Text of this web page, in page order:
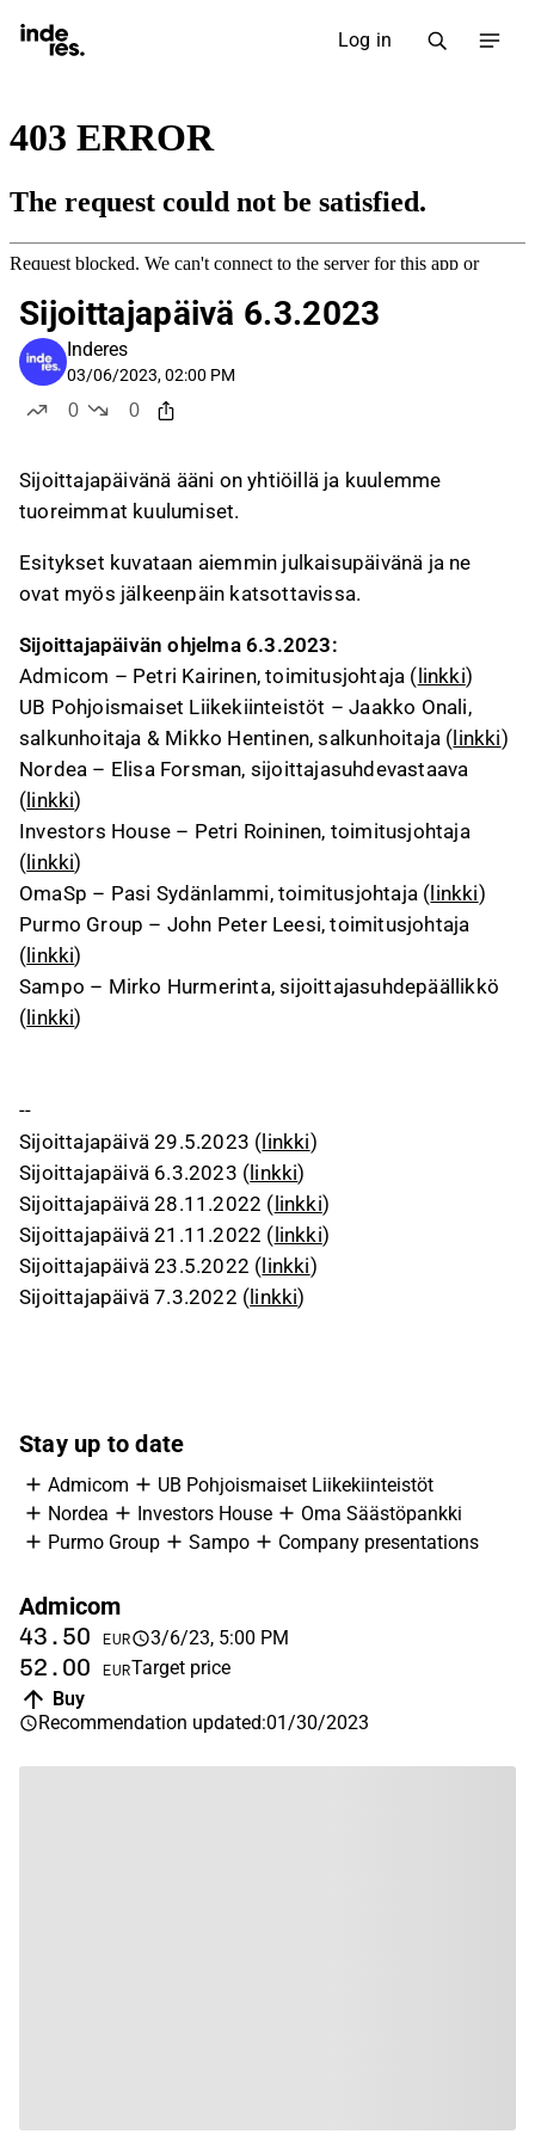
Log in
Sijoittajapäivä 6.3.2023
Inderes
03/06/2023, 02:00 PM
0
0
Sijoittajapäivänä ääni on yhtiöillä ja kuulemme
tuoreimmat kuulumiset.
Esitykset kuvataan aiemmin julkaisupäivänä ja ne
ovat myös jälkeenpäin katsottavissa.
Sijoittajapäivän ohjelma 6.3.2023:
Admicom – Petri Kairinen, toimitusjohtaja ( linkki)
UB Pohjoismaiset Liikekiinteistöt – Jaakko Onali,
salkunhoitaja & Mikko Hentinen, salkunhoitaja ( linkki)
Nordea – Elisa Forsman, sijoittajasuhdevastaava
( linkki)
Investors House – Petri Roininen, toimitusjohtaja
( linkki)
OmaSp – Pasi Sydänlammi, toimitusjohtaja ( linkki)
Purmo Group – John Peter Leesi, toimitusjohtaja
( linkki)
Sampo – Mirko Hurmerinta, sijoittajasuhdepäällikkö
( linkki)
--
Sijoittajapäivä 29.5.2023 ( linkki)
Sijoittajapäivä 6.3.2023 ( linkki)
Sijoittajapäivä 28.11.2022 ( linkki)
Sijoittajapäivä 21.11.2022 ( linkki)
Sijoittajapäivä 23.5.2022 ( linkki)
Sijoittajapäivä 7.3.2022 ( linkki)
Stay up to date
Admicom
UB Pohjoismaiset Liikekiinteistöt
Nordea
Investors House
Oma Säästöpankki
Purmo Group
Sampo Company presentations
Admicom
43.50 EUR 3/6/23, 5:00 PM
52.00 EURTarget price
Buy
Recommendation updated:01/30/2023